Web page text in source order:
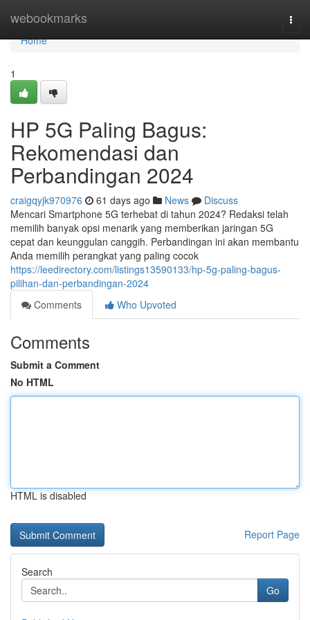
webookmarks
Home
Home
1
HP 5G Paling Bagus:
Rekomendasi dan
Perbandingan 2024
craigqyjk970976 61 days ago News
Discuss
Mencari Smartphone 5G terhebat di tahun 2024? Redaksi telah
memilih banyak opsi menarik yang memberikan jaringan 5G
cepat dan keunggulan canggih. Perbandingan ini akan membantu
Anda memilih perangkat yang paling cocok
https://leedirectory.com/listings13590133/hp-5g-paling-bagus-
pilihan-dan-perbandingan-2024
Comments
Who Upvoted
Comments
Submit a Comment
No HTML
HTML is disabled
Report Page
Search
Go